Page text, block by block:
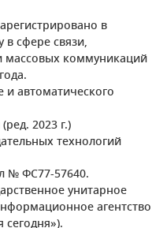
в
в сфере связи,
коммуникаций
и автоматического
2023 г.)
технологий
№ ФС77-57640.
унитарное
агентство